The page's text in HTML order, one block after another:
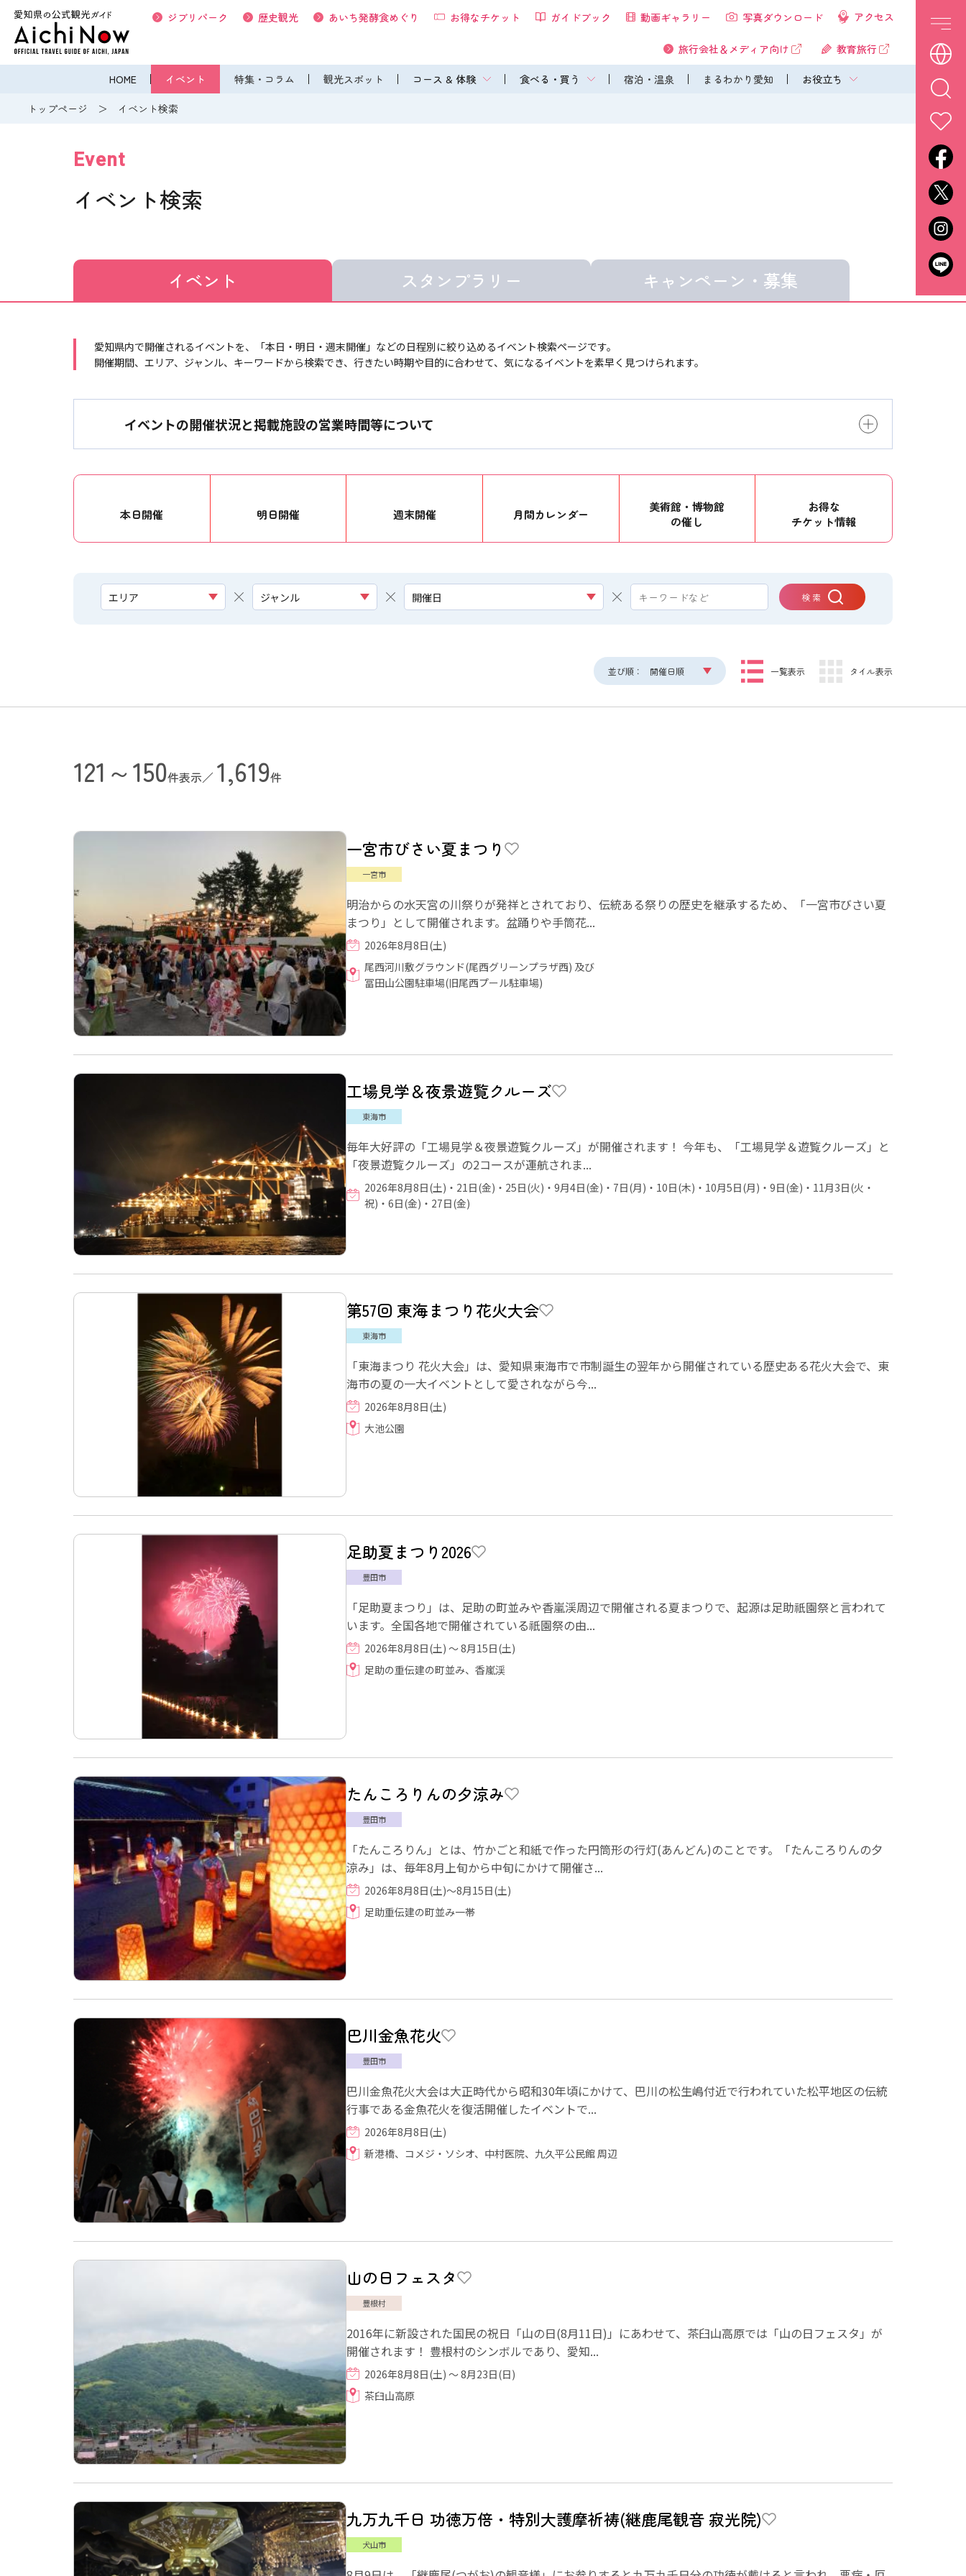
HOME イベント 特集・コラム 観光スポット コース & 体験 食べる・買う 宿泊・温泉 まるわかり愛知 お役立ち
ジブリパーク 歴史観光 あいち発酵食めぐり お得なチケット ガイドブック 動画ギャラリー 写真ダウンロード アクセス
旅行会社＆メディア向け 教育旅行
トップページ イベント検索
Event
イベント検索
イベント スタンプラリー キャンペーン・ 募集
愛知県内で開催されるイベントを、「本日・明日・週末開催」などの日程別に絞り込めるイベント検索ページです。
開催期間、エリア、ジャンル、キーワードから検索でき、行きたい時期や目的に合わせて、気になるイベントを素早く見つけられます。
イベントの開催状況と掲載施設の営業時間等について
本日開催 明日開催 週末開催 月間カレンダー
美術館・博物館
の催し
お得な
チケット情報
エリア ジャンル 開催日 検 索
並び順： 開催日順 一覧表示 タイル表示
121～150件表示／ 1,619件
一宮市びさい夏まつり
一宮市
明治からの水天宮の川祭りが発祥とされており、伝統ある祭りの歴史を継承するため、「一宮市びさい夏
まつり」として開催されます。盆踊りや手筒花...
2026年8月8日(土)
尾西河川敷グラウンド(尾西グリーンプラザ西) 及び
冨田山公園駐車場(旧尾西プール駐車場)
工場見学＆夜景遊覧クルーズ
東海市
毎年大好評の「工場見学＆夜景遊覧クルーズ」が開催されます！ 今年も、「工場見学＆遊覧クルーズ」と
「夜景遊覧クルーズ」の2コースが運航されま...
2026年8月8日(土)・21日(金)・25日(火)・9月4日(金)・7日(月)・10日(木)・10月5日(月)・9日(金)・11月3日(火・
祝)・6日(金)・27日(金)
第57回 東海まつり花火大会
東海市
「東海まつり 花火大会」は、愛知県東海市で市制誕生の翌年から開催されている歴史ある花火大会で、東
海市の夏の一大イベントとして愛されながら今...
2026年8月8日(土)
大池公園
足助夏まつり2026
豊田市
「足助夏まつり」は、足助の町並みや香嵐渓周辺で開催される夏まつりで、起源は足助祇園祭と言われて
います。全国各地で開催されている祇園祭の由...
2026年8月8日(土) ～ 8月15日(土)
足助の重伝建の町並み、香嵐渓
たんころりんの夕涼み
豊田市
「たんころりん」とは、竹かごと和紙で作った円筒形の行灯(あんどん)のことです。「たんころりんの夕
涼み」は、毎年8月上旬から中旬にかけて開催さ...
2026年8月8日(土)～8月15日(土)
足助重伝建の町並み一帯
巴川金魚花火
豊田市
巴川金魚花火大会は大正時代から昭和30年頃にかけて、巴川の松生嶋付近で行われていた松平地区の伝統
行事である金魚花火を復活開催したイベントで...
2026年8月8日(土)
新港橋、コメジ・ソシオ、中村医院、九久平公民館 周辺
山の日フェスタ
豊根村
2016年に新設された国民の祝日「山の日(8月11日)」にあわせて、茶臼山高原では「山の日フェスタ」が
開催されます！ 豊根村のシンボルであり、愛知...
2026年8月8日(土) ～ 8月23日(日)
茶臼山高原
九万九千日 功徳万倍・特別大護摩祈祷(継鹿尾観音 寂光院)
犬山市